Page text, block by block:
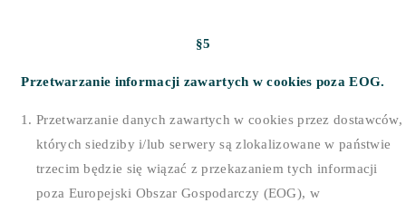
§5
Przetwarzanie informacji zawartych w cookies poza EOG.
Przetwarzanie danych zawartych w cookies przez dostawców,
których siedziby i/lub serwery są zlokalizowane w państwie
trzecim będzie się wiązać z przekazaniem tych informacji
poza Europejski Obszar Gospodarczy (EOG), w